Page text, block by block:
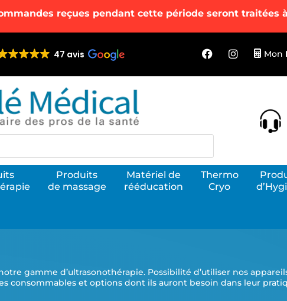
reçues pendant cette période seront traitées
47 avis Mon
Matériel kiné
sans médicament. Pour
peut utiliser des appareils de
Produits
de massage
Matériel de
rééducation
Thermo
Cryo
gamme d’ultrasonothérapie. Possibilité d’utiliser nos
consommables et options dont ils auront besoin dans leur